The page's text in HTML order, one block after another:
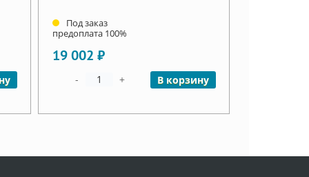
Под заказ
предоплата 100%
19 002 ₽
- + В корзину